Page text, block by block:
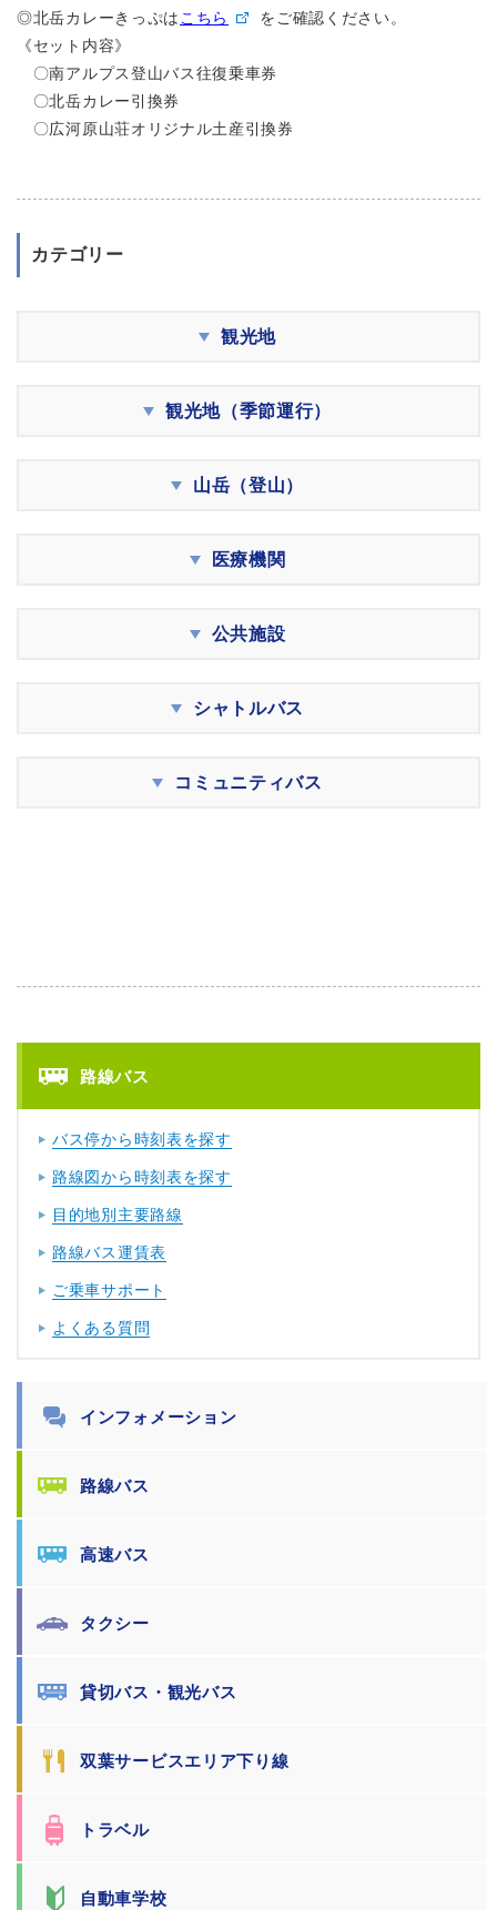
◎北岳カレーきっぷはこちら
をご確認ください。
《セット内容》
〇南アルプス登山バス往復乗車券
〇北岳カレー引換券
〇広河原山荘オリジナル土産引換券
カテゴリー
観光地
観光地（季節運行）
山岳（登山）
医療機関
公共施設
シャトルバス
コミュニティバス
路線バス
バス停から時刻表を探す
路線図から時刻表を探す
目的地別主要路線
路線バス運賃表
ご乗車サポート
よくある質問
インフォメーション
路線バス
高速バス
タクシー
貸切バス・観光バス
双葉サービスエリア下り線
トラベル
自動車学校